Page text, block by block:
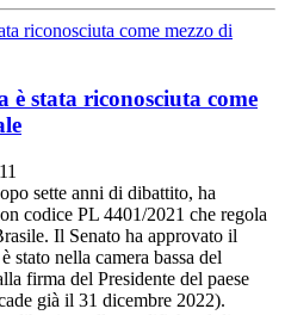
stata riconosciuta come
sette anni di dibattito, ha
codice PL 4401/2021 che regola
Il Senato ha approvato il
stato nella camera bassa del
firma del Presidente del paese
già il 31 dicembre 2022).